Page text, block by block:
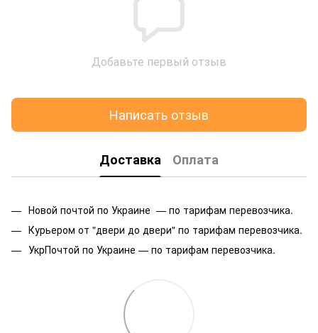
Добавьте первый отзыв
Написать отзыв
Доставка Оплата
Новой почтой по Украине — по тарифам перевозчика.
Курьером от "двери до двери" по тарифам перевозчика.
УкрПочтой по Украине — по тарифам перевозчика.